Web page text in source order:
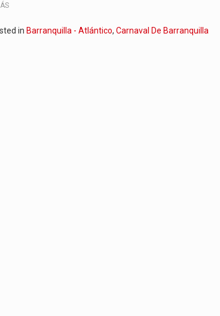
Gobierno con uno de…
in Barranquilla - Atlántico, Carnaval De Barranquilla